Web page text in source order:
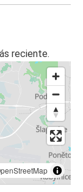
reciente.